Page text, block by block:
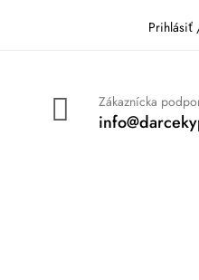
Prihlásiť
Zákaznícka